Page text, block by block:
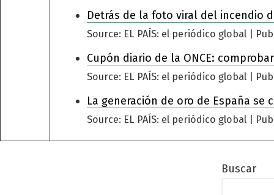
Detrás de la foto viral del incendio
Source: EL PAÍS: el periódico global
Cupón diario de la ONCE:
Source: EL PAÍS: el periódico global
La generación de oro de España
Source: EL PAÍS: el periódico global
Buscar